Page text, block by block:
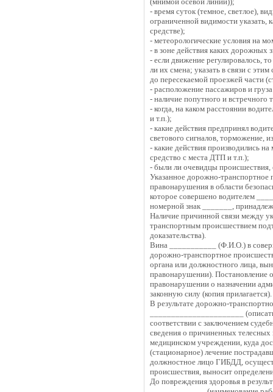
- время суток (темное, светлое),
ограниченной видимости
средстве);
- метеорологические условия на
- в зоне действия каких дорожных
- если движение регулировалось,
ли их смена; указать в связи с
до пересекаемой проезжей части
- расположение пассажиров и
- наличие попутного и
- когда, на каком расстоянии
и т.п.);
- какие действия предпринял
светового сигналов, торможение,
- какие действия производились
средство с места ДТП и т.п.);
- были ли очевидцы происшествия,
Указанное дорожно-транспортное
правонарушения в области
которое совершено водителем
номерной знак _______,
Наличие причинной связи между
транспортным происшествием
доказательства).
Вина ___________ (Ф.И.О.) в
дорожно-транспортное
органа или должностного лица,
правонарушении). Постановление
правонарушении о назначении
законную силу (копия прилагается).
В результате дорожно-
______________________
соответствии с заключением
сведения о причиненных
медицинском учреждении, куда
(стационарное) лечение
должностное лицо ГИБДД,
происшествия, выносит
До повреждения здоровья в